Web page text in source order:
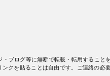
ブログ等に無断で転載・転用すること
クを貼ることは自由です。ご連絡の必